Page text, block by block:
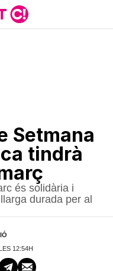
Setmana
tindrà
és solidària i
durada per al
12:54H